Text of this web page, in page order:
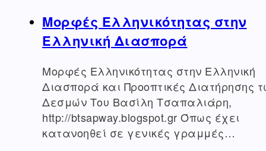
Μορφές Eλληνικότητας στην
Ελληνική Διασπορά
Μορφές Eλληνικότητας στην Ελληνική
Διασπορά και Προοπτικές Διατήρησης
Δεσμών Του Βασίλη Τσαπαλιάρη,
http://btsapway.blogspot.gr Όπως έχει
κατανοηθεί σε γενικές γραμμές…